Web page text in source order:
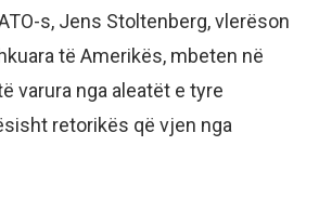
s, Jens Stoltenberg, vlerëson
të Amerikës, mbeten në
varura nga aleatët e tyre
retorikës që vjen nga